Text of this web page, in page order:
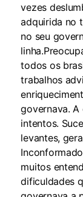
vezes
adquirida no
no seu
todos os
trabalhos
governava.
intentos.
levantes,
muitos
dificuldades